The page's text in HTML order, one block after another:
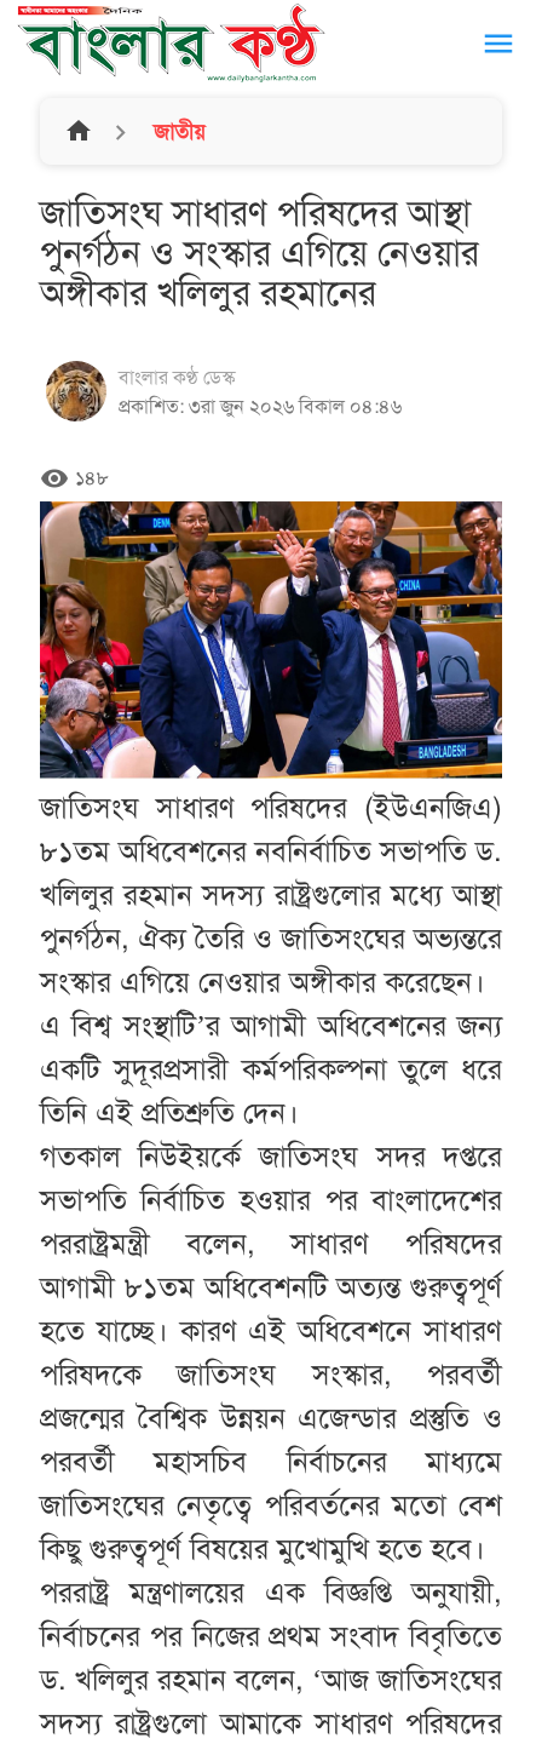
menu
home জাতীয়
জাতিসংঘ সাধারণ পরিষদের আস্থা
পুনর্গঠন ও সংস্কার এগিয়ে নেওয়ার
অঙ্গীকার খলিলুর রহমানের
বাংলার কণ্ঠ ডেস্ক
প্রকাশিত: ৩রা জুন ২০২৬ বিকাল ০৪:৪৬
remove_red_eye ১৪৮
জাতিসংঘ সাধারণ পরিষদের (ইউএনজিএ)
৮১তম অধিবেশনের নবনির্বাচিত সভাপতি ড.
খলিলুর রহমান সদস্য রাষ্ট্রগুলোর মধ্যে আস্থা
পুনর্গঠন, ঐক্য তৈরি ও জাতিসংঘের অভ্যন্তরে
সংস্কার এগিয়ে নেওয়ার অঙ্গীকার করেছেন।
এ বিশ্ব সংস্থাটি’র আগামী অধিবেশনের জন্য
একটি সুদূরপ্রসারী কর্মপরিকল্পনা তুলে ধরে
তিনি এই প্রতিশ্রুতি দেন।
গতকাল নিউইয়র্কে জাতিসংঘ সদর দপ্তরে
সভাপতি নির্বাচিত হওয়ার পর বাংলাদেশের
পররাষ্ট্রমন্ত্রী বলেন, সাধারণ পরিষদের
আগামী ৮১তম অধিবেশনটি অত্যন্ত গুরুত্বপূর্ণ
হতে যাচ্ছে। কারণ এই অধিবেশনে সাধারণ
পরিষদকে জাতিসংঘ সংস্কার, পরবর্তী
প্রজন্মের বৈশ্বিক উন্নয়ন এজেন্ডার প্রস্তুতি ও
পরবর্তী মহাসচিব নির্বাচনের মাধ্যমে
জাতিসংঘের নেতৃত্বে পরিবর্তনের মতো বেশ
কিছু গুরুত্বপূর্ণ বিষয়ের মুখোমুখি হতে হবে।
পররাষ্ট্র মন্ত্রণালয়ের এক বিজ্ঞপ্তি অনুযায়ী,
নির্বাচনের পর নিজের প্রথম সংবাদ বিবৃতিতে
ড. খলিলুর রহমান বলেন, ‘আজ জাতিসংঘের
সদস্য রাষ্ট্রগুলো আমাকে সাধারণ পরিষদের